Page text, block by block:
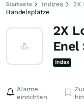
Startseite Indizes
2X
Handelsplätze
2X
Enel
Index
Alarme
einrichten